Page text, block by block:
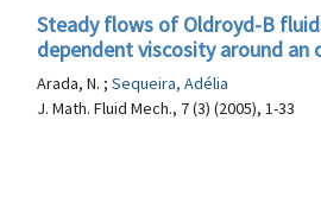
Steady flows of Oldroyd-B
dependent viscosity around an
Arada, N. ; Sequeira, Adélia
J. Math. Fluid Mech., 7 (3) (2005), 1-33